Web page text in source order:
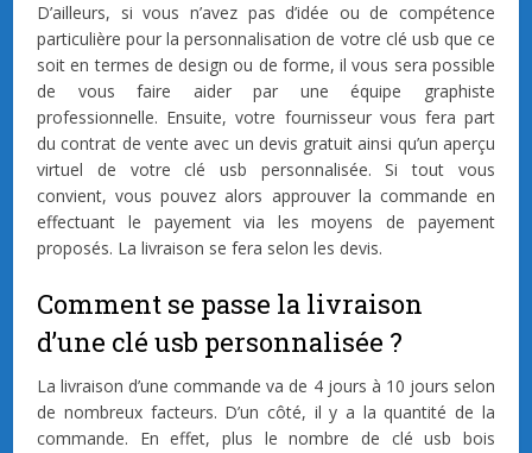
D’ailleurs, si vous n’avez pas d’idée ou de compétence
particulière pour la personnalisation de votre clé usb que ce
soit en termes de design ou de forme, il vous sera possible
de vous faire aider par une équipe graphiste
professionnelle. Ensuite, votre fournisseur vous fera part
du contrat de vente avec un devis gratuit ainsi qu’un aperçu
virtuel de votre clé usb personnalisée. Si tout vous
convient, vous pouvez alors approuver la commande en
effectuant le payement via les moyens de payement
proposés. La livraison se fera selon les devis.
Comment se passe la livraison
d’une clé usb personnalisée ?
La livraison d’une commande va de 4 jours à 10 jours selon
de nombreux facteurs. D’un côté, il y a la quantité de la
commande. En effet, plus le nombre de clé usb bois